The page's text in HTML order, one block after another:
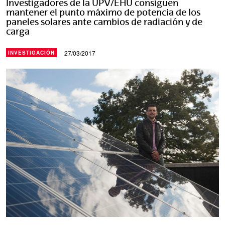
Investigadores de la UPV/EHU consiguen
mantener el punto máximo de potencia de los
paneles solares ante cambios de radiación y de
carga
INVESTIGACIÓN 27/03/2017